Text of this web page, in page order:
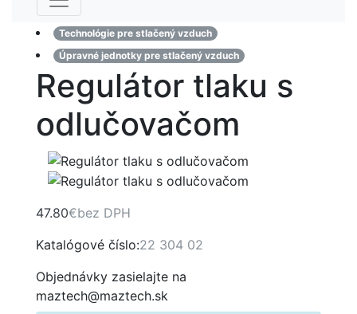
Technológie pre stlačený vzduch
Úpravné jednotky pre stlačený vzduch
Regulátor tlaku s
odlučovačom
47.80€bez DPH
Katalógové číslo:22 304 02
Objednávky zasielajte na
maztech@maztech.sk